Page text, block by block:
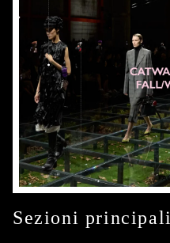
Sezioni principali